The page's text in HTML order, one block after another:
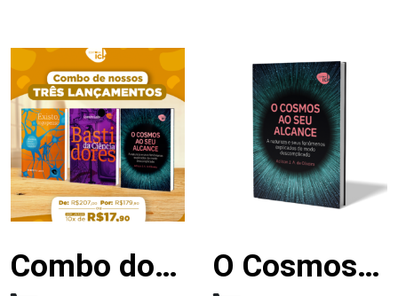
Combo dos 3 Lançamentos da Editora ICH O Cosmos ao Seu Alcance – A natureza e seus fenômenos explicados de modo descomplicado